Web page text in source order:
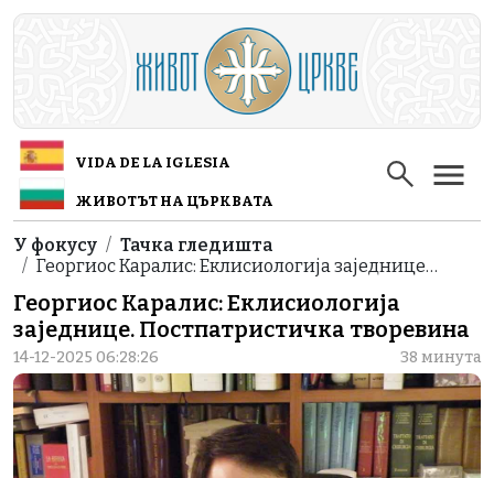
Skip to main content
VIDA DE LA IGLESIA
ЖИВОТЪТ НА ЦЪРКВАТА
Breadcrumb
У фокусу
Тачка гледишта
Георгиос Каралис: Еклисиологија заједнице…
Георгиос Каралис: Еклисиологија
заједнице. Постпатристичка творевина
14-12-2025 06:28:26 38 минута